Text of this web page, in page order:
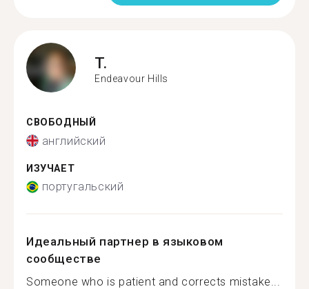
T.
Endeavour Hills
СВОБОДНЫЙ
английский
ИЗУЧАЕТ
португальский
Идеальный партнер в языковом
сообществе
Someone who is patient and corrects mistake...